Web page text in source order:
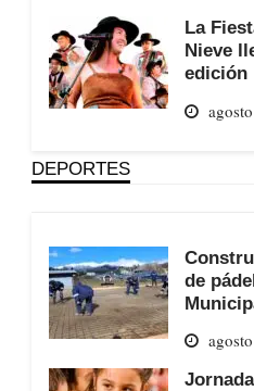
La
Nieve
edición
DEPORTES
de